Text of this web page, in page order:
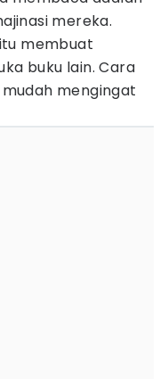
mereka.
membuat
buku lain. Cara
mengingat